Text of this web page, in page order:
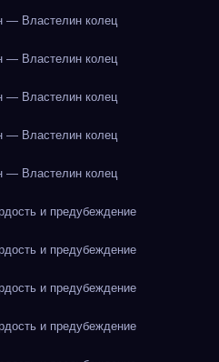
— Властелин колец
— Властелин колец
— Властелин колец
— Властелин колец
— Властелин колец
и предубеждение
и предубеждение
и предубеждение
и предубеждение